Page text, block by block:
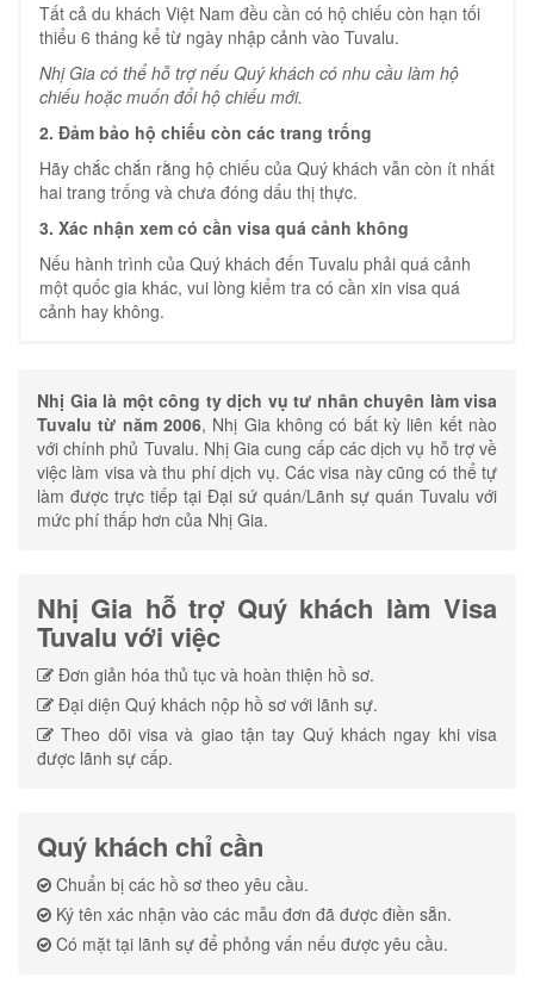
Tất cả du khách Việt Nam đều cần có hộ chiếu còn hạn tối
thiểu 6 tháng kể từ ngày nhập cảnh vào Tuvalu.
Nhị Gia có thể hỗ trợ nếu Quý khách có nhu cầu làm hộ
chiếu hoặc muốn đổi hộ chiếu mới.
2. Đảm bảo hộ chiếu còn các trang trống
Hãy chắc chắn rằng hộ chiếu của Quý khách vẫn còn ít nhất
hai trang trống và chưa đóng dấu thị thực.
3. Xác nhận xem có cần visa quá cảnh không
Nếu hành trình của Quý khách đến Tuvalu phải quá cảnh
một quốc gia khác, vui lòng kiểm tra có cần xin visa quá
cảnh hay không.
Nhị Gia là một công ty dịch vụ tư nhân chuyên làm visa
Tuvalu từ năm 2006, Nhị Gia không có bất kỳ liên kết nào
với chính phủ Tuvalu. Nhị Gia cung cấp các dịch vụ hỗ trợ về
việc làm visa và thu phí dịch vụ. Các visa này cũng có thể tự
làm được trực tiếp tại Đại sứ quán/Lãnh sự quán Tuvalu với
mức phí thấp hơn của Nhị Gia.
Nhị Gia hỗ trợ Quý khách làm Visa
Tuvalu với việc
Đơn giản hóa thủ tục và hoàn thiện hồ sơ.
Đại diện Quý khách nộp hồ sơ với lãnh sự.
Theo dõi visa và giao tận tay Quý khách ngay khi visa
được lãnh sự cấp.
Quý khách chỉ cần
Chuẩn bị các hồ sơ theo yêu cầu.
Ký tên xác nhận vào các mẫu đơn đã được điền sẵn.
Có mặt tại lãnh sự để phỏng vấn nếu được yêu cầu.